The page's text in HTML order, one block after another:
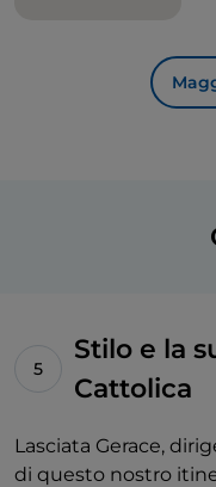
Stilo e la
Cattolica
Lasciata Gerace,
di questo nostro